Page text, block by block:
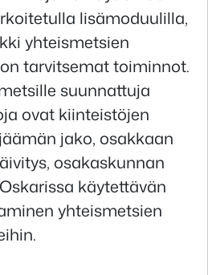
lisämoduulilla,
yhteismetsien
tarvitsemat toiminnot.
suunnattuja
ovat kiinteistöjen
jako, osakkaan
osakaskunnan
käytettävän
yhteismetsien